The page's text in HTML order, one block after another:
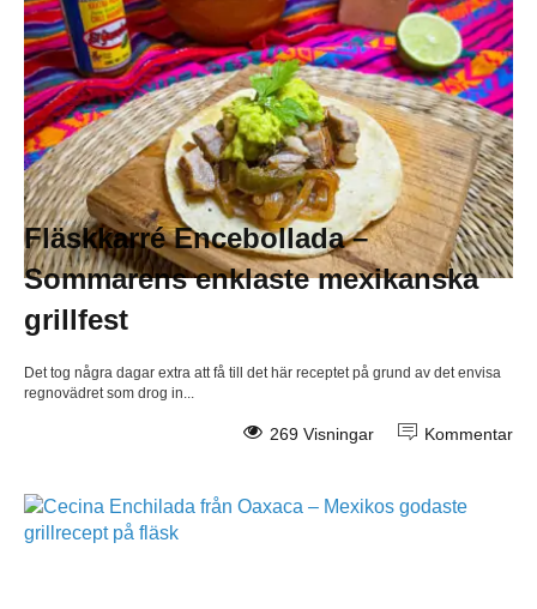
Fläskkarré Encebollada –
Sommarens enklaste mexikanska
grillfest
Det tog några dagar extra att få till det här receptet på grund av det envisa
regnovädret som drog in...
Kommentar
269 Visningar